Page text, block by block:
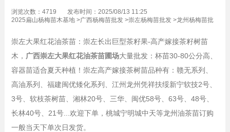
浏览次数：4719
发布时间：2025/08/13 11:25
2025扁山杨梅苗木基地>广西杨梅苗批发>崇左杨梅苗批发>龙州杨梅苗批
崇左大果红花油茶苗：崇左长出巨型茶籽果-高产嫁接茶籽树苗
木， 广西崇左大果红花油茶苗圃场大量批发：杯苗30-80公分高、
容器苗适合夏天种植！崇左高产嫁接茶树苗品种有：赣无系列、
高油系列、福建闽优矮化系列、江州龙州凭祥扶绥新宁软技2号、
3号、软枝茶树苗、湘林20号、三华、闽优58号、63号、48号、
长林40号、21号...欢迎下单，桃城宁明城中天等龙州油茶苗订购
一般当天下单次日发货。